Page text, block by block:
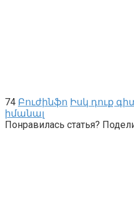
74 Բուժինֆո Իսկ դուք
իմանալ
Понравилась статья?